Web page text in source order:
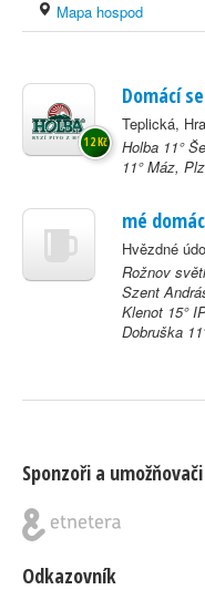
Mapa hospod
Domácí
Teplická,
Holba 11°
11° Máz,
12 Kč
mé
Hvězdné
Rožnov
Szent
Klenot 15°
Dobruška
Sponzoři a umožňovači
Odkazovník